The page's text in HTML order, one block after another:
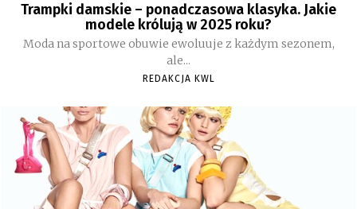
Trampki damskie – ponadczasowa klasyka. Jakie
modele królują w 2025 roku?
Moda na sportowe obuwie ewoluuje z każdym sezonem,
ale...
REDAKCJA KWL